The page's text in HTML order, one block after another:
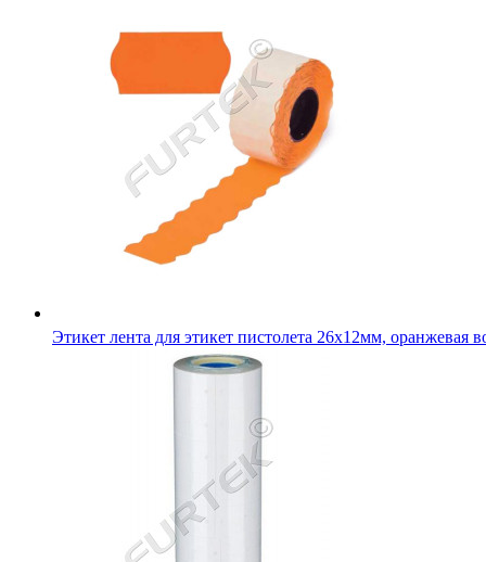
Этикет лента для этикет пистолета 26х12мм, оранжевая